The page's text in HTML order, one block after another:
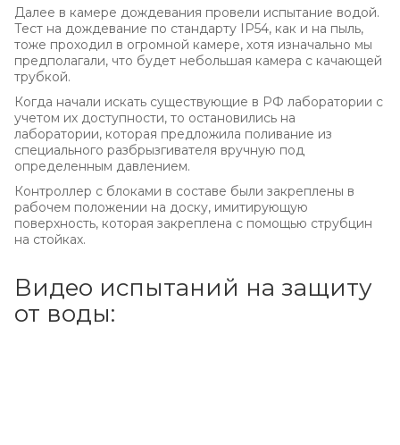
Далее в камере дождевания провели испытание водой.
Тест на дождевание по стандарту IP54, как и на пыль,
тоже проходил в огромной камере, хотя изначально мы
предполагали, что будет небольшая камера с качающей
трубкой.
Когда начали искать существующие в РФ лаборатории с
учетом их доступности, то остановились на
лаборатории, которая предложила поливание из
специального разбрызгивателя вручную под
определенным давлением.
Контроллер с блоками в составе были закреплены в
рабочем положении на доску, имитирующую
поверхность, которая закреплена с помощью струбцин
на стойках.
Видео испытаний на защиту
от воды: